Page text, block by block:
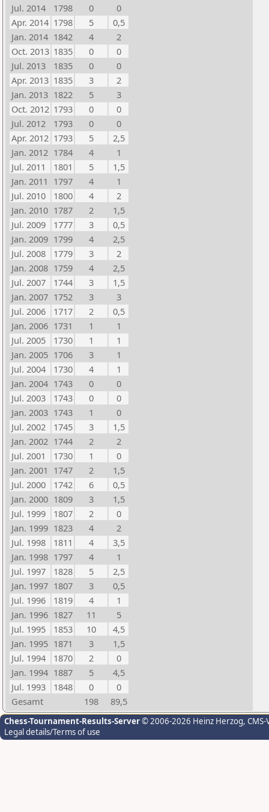
Jul. 2014
1798 0
0
Apr. 2014 1798 5
0,5
Jan. 2014 1842 4
2
Oct. 2013 1835 0
0
Jul. 2013
1835 0
0
Apr. 2013 1835 3
2
Jan. 2013 1822 5
3
Oct. 2012 1793 0
0
Jul. 2012
1793 0
0
Apr. 2012 1793 5
2,5
Jan. 2012 1784 4
1
Jul. 2011
1801 5
1,5
Jan. 2011 1797 4
1
Jul. 2010
1800 4
2
Jan. 2010 1787 2
1,5
Jul. 2009
1777 3
0,5
Jan. 2009 1799 4
2,5
Jul. 2008
1779 3
2
Jan. 2008 1759 4
2,5
Jul. 2007
1744 3
1,5
Jan. 2007 1752 3
3
Jul. 2006
1717 2
0,5
Jan. 2006 1731 1
1
Jul. 2005
1730 1
1
Jan. 2005 1706 3
1
Jul. 2004
1730 4
1
Jan. 2004 1743 0
0
Jul. 2003
1743 0
0
Jan. 2003 1743 1
0
Jul. 2002
1745 3
1,5
Jan. 2002 1744 2
2
Jul. 2001
1730 1
0
Jan. 2001 1747 2
1,5
Jul. 2000
1742 6
0,5
Jan. 2000 1809 3
1,5
Jul. 1999
1807 2
0
Jan. 1999 1823 4
2
Jul. 1998
1811 4
3,5
Jan. 1998 1797 4
1
Jul. 1997
1828 5
2,5
Jan. 1997 1807 3
0,5
Jul. 1996
1819 4
1
Jan. 1996 1827 11
5
Jul. 1995
1853 10
4,5
Jan. 1995 1871 3
1,5
Jul. 1994
1870 2
0
Jan. 1994 1887 5
4,5
Jul. 1993
1848 0
0
Gesamt
198 89,5
Chess-Tournament-Results-Server© 2006-2026 Heinz Herzog,
Legal details/Terms of use